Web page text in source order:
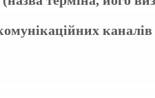
каналів